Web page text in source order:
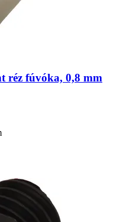
réz fúvóka, 0,8 mm